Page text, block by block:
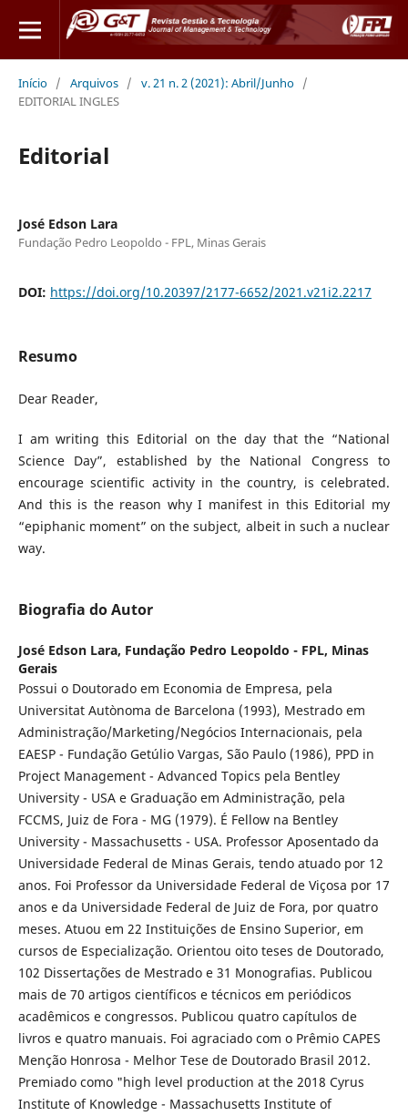
Início / Arquivos / v. 21 n. 2 (2021): Abril/Junho /
EDITORIAL INGLES
Editorial
José Edson Lara
Fundação Pedro Leopoldo - FPL, Minas Gerais
DOI: https://doi.org/10.20397/2177-6652/2021.v21i2.2217
Resumo
Dear Reader,
I am writing this Editorial on the day that the “National
Science Day”, established by the National Congress to
encourage scientific activity in the country, is celebrated.
And this is the reason why I manifest in this Editorial my
“epiphanic moment” on the subject, albeit in such a nuclear
way.
Biografia do Autor
José Edson Lara, Fundação Pedro Leopoldo - FPL, Minas
Gerais
Possui o Doutorado em Economia de Empresa, pela
Universitat Autònoma de Barcelona (1993), Mestrado em
Administração/Marketing/Negócios Internacionais, pela
EAESP - Fundação Getúlio Vargas, São Paulo (1986), PPD in
Project Management - Advanced Topics pela Bentley
University - USA e Graduação em Administração, pela
FCCMS, Juiz de Fora - MG (1979). É Fellow na Bentley
University - Massachusetts - USA. Professor Aposentado da
Universidade Federal de Minas Gerais, tendo atuado por 12
anos. Foi Professor da Universidade Federal de Viçosa por 17
anos e da Universidade Federal de Juiz de Fora, por quatro
meses. Atuou em 22 Instituições de Ensino Superior, em
cursos de Especialização. Orientou oito teses de Doutorado,
102 Dissertações de Mestrado e 31 Monografias. Publicou
mais de 70 artigos científicos e técnicos em periódicos
acadêmicos e congressos. Publicou quatro capítulos de
livros e quatro manuais. Foi agraciado com o Prêmio CAPES
Menção Honrosa - Melhor Tese de Doutorado Brasil 2012.
Premiado como "high level production at the 2018 Cyrus
Institute of Knowledge - Massachusetts Institute of